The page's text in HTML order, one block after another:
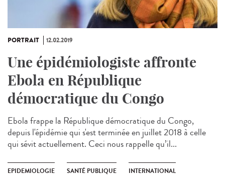
PORTRAIT 12.02.2019
Une épidémiologiste affronte
Ebola en République
démocratique du Congo
Ebola frappe la République démocratique du Congo,
depuis l'épidémie qui s'est terminée en juillet 2018 à celle
qui sévit actuellement. Ceci nous rappelle qu’il...
EPIDEMIOLOGIE SANTÉ PUBLIQUE INTERNATIONAL